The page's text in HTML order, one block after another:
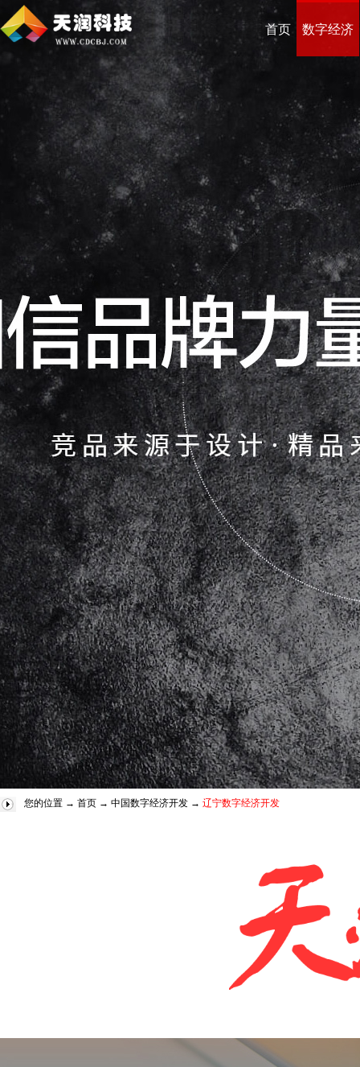
首页 数字经济
您的位置 → 首页 → 中国数字经济开发 → 辽宁数字经济开发